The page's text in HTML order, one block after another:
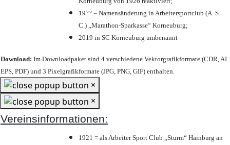
19?? = Namensänderung in Arbeitersportclub (A. S.
C.) „Marathon-Sparkasse“ Korneuburg;
2019 in SC Korneuburg umbenannt
Download: Im Downloadpaket sind 4 verschiedene Vektorgrafikformate (CDR, AI
EPS, PDF) und 3 Pixelgrafikformate (JPG, PNG, GIF) enthalten.
×
×
Vereinsinformationen:
1921 = als Arbeiter Sport Club „Sturm“ Hainburg an